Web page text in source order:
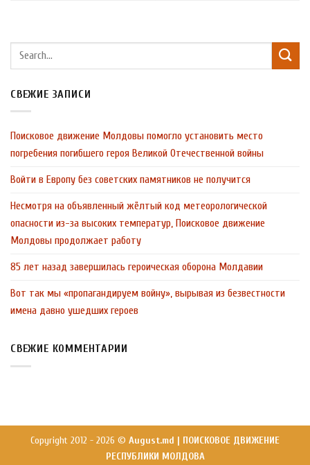
СВЕЖИЕ ЗАПИСИ
Поисковое движение Молдовы помогло установить место
погребения погибшего героя Великой Отечественной войны
Войти в Европу без советских памятников не получится
Несмотря на объявленный жёлтый код метеорологической
опасности из-за высоких температур, Поисковое движение
Молдовы продолжает работу
85 лет назад завершилась героическая оборона Молдавии
Вот так мы «пропагандируем войну», вырывая из безвестности
имена давно ушедших героев
СВЕЖИЕ КОММЕНТАРИИ
Copyright 2012 - 2026 © August.md | ПОИСКОВОЕ ДВИЖЕНИЕ
РЕСПУБЛИКИ МОЛДОВА